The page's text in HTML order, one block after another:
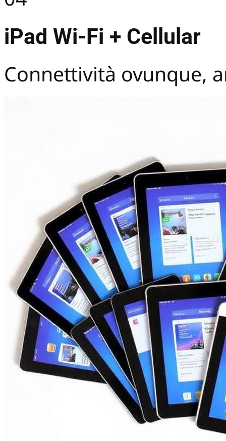
iPad Wi-Fi + Cellular
Connettività ovunque,